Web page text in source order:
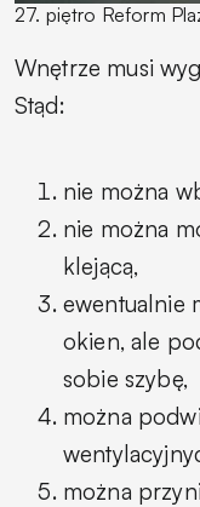
27. piętro Reform
Wnętrze musi
Stąd:
nie można
nie można
klejącą,
ewentualnie
okien, ale
sobie szybę,
można
można